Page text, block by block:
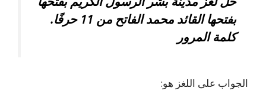
بفتحها القائد محمد الفاتح من 11 حرفًا.
كلمة المرور
الجواب على اللغز هو: